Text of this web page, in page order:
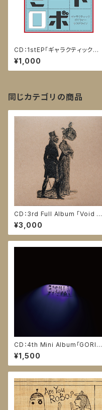
CD：1stEP「ギャラクティックボ
イジャー・ラブアゲイン」
¥1,000
同じカテゴリの商品
CD：3rd Full Album 「Void C
uffs」
¥3,000
CD：4th Mini Album「GORIL
LA」
¥1,500